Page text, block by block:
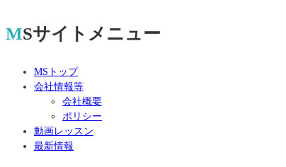
MSサイトメニュー
MSトップ
会社情報等
会社概要
ポリシー
動画レッスン
最新情報